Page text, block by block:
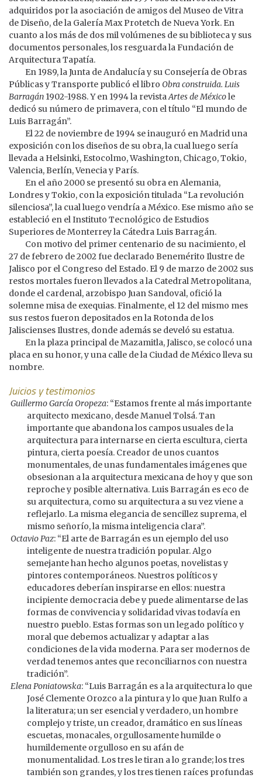
adquiridos por la asociación de amigos del Museo de Vitra
de Diseño, de la Galería Max Protetch de Nueva York. En
cuanto a los más de dos mil volúmenes de su biblioteca y sus
documentos personales, los resguarda la Fundación de
Arquitectura Tapatía.
En 1989, la Junta de Andalucía y su Consejería de Obras
Públicas y Transporte publicó el libro Obra construida. Luis
Barragán 1902-1988. Y en 1994 la revistaArtes de Méxicole
dedicó su número de primavera, con el título “El mundo de
Luis Barragán”.
El 22 de noviembre de 1994 se inauguró en Madrid una
exposición con los diseños de su obra, la cual luego sería
llevada a Helsinki, Estocolmo, Washington, Chicago, Tokio,
Valencia, Berlín, Venecia y París.
En el año 2000 se presentó su obra en Alemania,
Londres y Tokio, con la exposición titulada “La revolución
silenciosa”, la cual luego vendría a México. Ese mismo año se
estableció en el Instituto Tecnológico de Estudios
Superiores de Monterrey la Cátedra Luis Barragán.
Con motivo del primer centenario de su nacimiento, el
27 de febrero de 2002 fue declarado Benemérito Ilustre de
Jalisco por el Congreso del Estado. El 9 de marzo de 2002 sus
restos mortales fueron llevados a la Catedral Metropolitana,
donde el cardenal, arzobispo Juan Sandoval, ofició la
solemne misa de exequias. Finalmente, el 12 del mismo mes
sus restos fueron depositados en la Rotonda de los
Jaliscienses Ilustres, donde además se develó su estatua.
En la plaza principal de Mazamitla, Jalisco, se colocó una
placa en su honor, y una calle de la Ciudad de México lleva su
nombre.
Juicios y testimonios
Guillermo García Oropeza: “Estamos frente al más importante
arquitecto mexicano, desde Manuel Tolsá. Tan
importante que abandona los campos usuales de la
arquitectura para internarse en cierta escultura, cierta
pintura, cierta poesía. Creador de unos cuantos
monumentales, de unas fundamentales imágenes que
obsesionan a la arquitectura mexicana de hoy y que son
reproche y posible alternativa. Luis Barragán es eco de
su arquitectura, como su arquitectura a su vez viene a
reflejarlo. La misma elegancia de sencillez suprema, el
mismo señorío, la misma inteligencia clara”.
Octavio Paz: “El arte de Barragán es un ejemplo del uso
inteligente de nuestra tradición popular. Algo
semejante han hecho algunos poetas, novelistas y
pintores contemporáneos. Nuestros políticos y
educadores deberían inspirarse en ellos: nuestra
incipiente democracia debe y puede alimentarse de las
formas de convivencia y solidaridad vivas todavía en
nuestro pueblo. Estas formas son un legado político y
moral que debemos actualizar y adaptar a las
condiciones de la vida moderna. Para ser modernos de
verdad tenemos antes que reconciliarnos con nuestra
tradición”.
Elena Poniatowska: “Luis Barragán es a la arquitectura lo que
José Clemente Orozco a la pintura y lo que Juan Rulfo a
la literatura; un ser esencial y verdadero, un hombre
complejo y triste, un creador, dramático en sus líneas
escuetas, monacales, orgullosamente humilde o
humildemente orgulloso en su afán de
monumentalidad. Los tres le tiran a lo grande; los tres
también son grandes, y los tres tienen raíces profundas